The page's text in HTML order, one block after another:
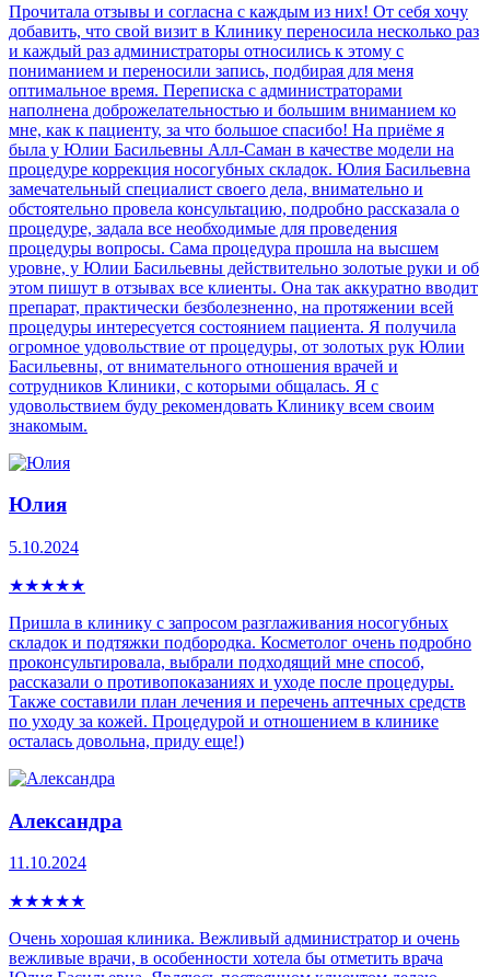
Прочитала отзывы и согласна с каждым из них! От себя хочу
добавить, что свой визит в Клинику переносила несколько раз
и каждый раз администраторы относились к этому с
пониманием и переносили запись, подбирая для меня
оптимальное время. Переписка с администраторами
наполнена доброжелательностью и большим вниманием ко
мне, как к пациенту, за что большое спасибо! На приёме я
была у Юлии Басильевны Алл-Саман в качестве модели на
процедуре коррекция носогубных складок. Юлия Басильевна
замечательный специалист своего дела, внимательно и
обстоятельно провела консультацию, подробно рассказала о
процедуре, задала все необходимые для проведения
процедуры вопросы. Сама процедура прошла на высшем
уровне, у Юлии Басильевны действительно золотые руки и об
этом пишут в отзывах все клиенты. Она так аккуратно вводит
препарат, практически безболезненно, на протяжении всей
процедуры интересуется состоянием пациента. Я получила
огромное удовольствие от процедуры, от золотых рук Юлии
Басильевны, от внимательного отношения врачей и
сотрудников Клиники, с которыми общалась. Я с
удовольствием буду рекомендовать Клинику всем своим
знакомым.
Юлия
5.10.2024
★★★★★
Пришла в клинику с запросом разглаживания носогубных
складок и подтяжки подбородка. Косметолог очень подробно
проконсультировала, выбрали подходящий мне способ,
рассказали о противопоказаниях и уходе после процедуры.
Также составили план лечения и перечень аптечных средств
по уходу за кожей. Процедурой и отношением в клинике
осталась довольна, приду еще!)
Александра
11.10.2024
★★★★★
Очень хорошая клиника. Вежливый администратор и очень
вежливые врачи, в особенности хотела бы отметить врача